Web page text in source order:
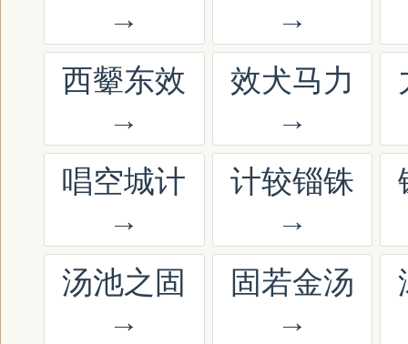
→
→
西颦东效
→
效犬马力
→
唱空城计
→
计较锱铢
→
汤池之固
→
固若金汤
→